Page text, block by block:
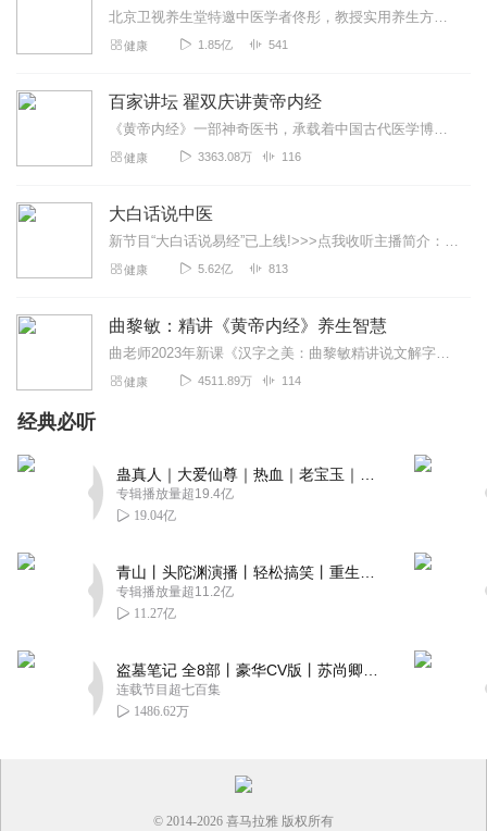
北京卫视养生堂特邀中医学者佟彤，教授实用养生方法。点击“订阅”，获取课程最新情况。更多养生资讯请关注公众号“健康新佟学”！【节目推荐】《佟彤：中医健康自测自理5...
健康 1.85亿 541
百家讲坛 翟双庆讲黄帝内经
《黄帝内经》一部神奇医书，承载着中国古代医学博大精深与辉煌，历经两千多年的沉淀，依旧闪耀着璀璨光芒，与西方医学相比，这部来自东方古国医学经典，在对人身认识上究竟...
健康 3363.08万 116
大白话说中医
新节目“大白话说易经”已上线!>>>点我收听主播简介：郭亚宁，毕业于陕西中医药大学，师承著名中医专家吴大真，是中医泰斗秦伯未的再传弟子。跟随陕西中医药大学中西...
健康 5.62亿 813
曲黎敏：精讲《黄帝内经》养生智慧
曲老师2023年新课《汉字之美：曲黎敏精讲说文解字》正在热销！4月14日-27日五折优惠中，点击了解详情曲黎敏著名中医文化专家；原北京中医药大学副教授、硕士生...
健康 4511.89万 114
经典必听
专辑播放量超19.4亿
19.04亿
专辑播放量超11.2亿
11.27亿
连载节目超七百集
1486.62万
© 2014-2026 喜马拉雅 版权所有